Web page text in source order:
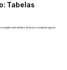
Tabelas
e ampla rede médica. Acesse e compare agora!